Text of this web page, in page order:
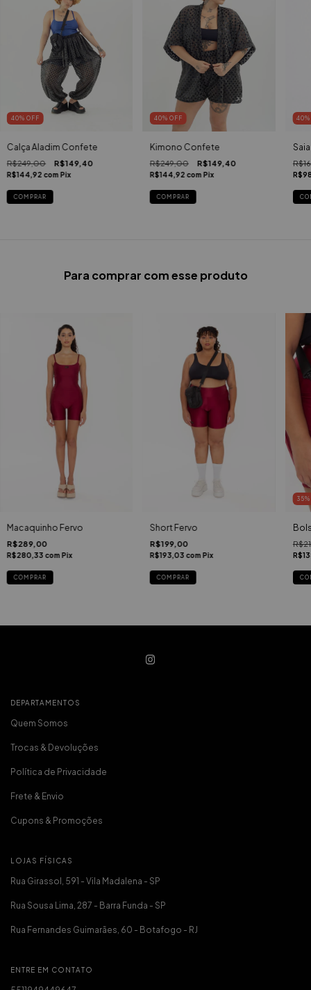
40% OFF
Calça Aladim Confete
R$249,00 R$149,40
R$144,92 com Pix
COMPRAR
40% OFF
Kimono Confete
R$249,00 R$149,40
R$144,92 com Pix
COMPRAR
40
Para comprar com esse produto
Macaquinho Fervo
R$289,00
R$280,33 com Pix
COMPRAR
Short Fervo
R$199,00
R$193,03 com Pix
COMPRAR
35
DEPARTAMENTOS
Quem Somos
Trocas & Devoluções
Política de Privacidade
Frete & Envio
Cupons & Promoções
LOJAS FÍSICAS
Rua Girassol, 591 - Vila Madalena - SP
Rua Sousa Lima, 287 - Barra Funda - SP
Rua Fernandes Guimarães, 60 - Botafogo - RJ
ENTRE EM CONTATO